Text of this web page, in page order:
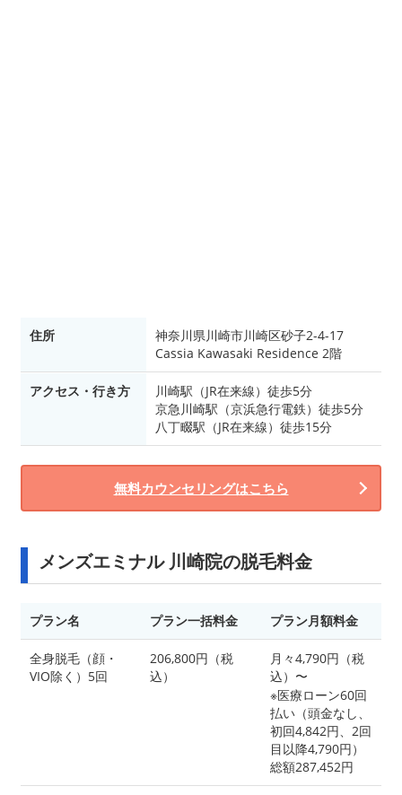
住所
神奈川県川崎市川崎区砂子2-4-17
Cassia Kawasaki Residence 2階
アクセス・行き方
川崎駅（JR在来線）徒歩5分
京急川崎駅（京浜急行電鉄）徒歩5分
八丁畷駅（JR在来線）徒歩15分
無料カウンセリングはこちら
メンズエミナル 川崎院の脱毛料金
プラン名 プラン一括料金 プラン月額料金
全身脱毛（顔・
VIO除く）5回
206,800円（税
込）
月々4,790円（税
込）〜
※医療ローン60回
払い（頭金なし、
初回4,842円、2回
目以降4,790円）
総額287,452円